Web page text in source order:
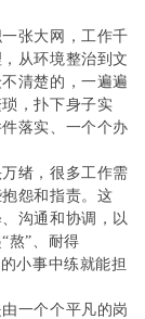
张大网，工作千
从环境整治到文
清楚的，一遍遍
，扑下身子实
落实、一个个办
绪，很多工作需
怨和指责。这
沟通和协调，以
“熬”、耐得
小事中练就能担
一个个平凡的岗